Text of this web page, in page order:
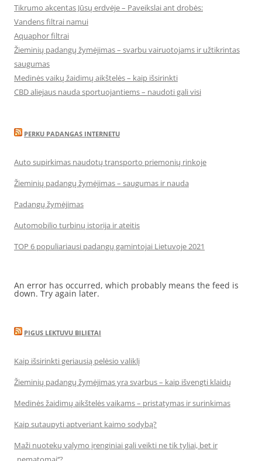
Tikrumo akcentas Jūsų erdvėje – Paveikslai ant drobės:
Vandens filtrai namui
Aquaphor filtrai
Žieminių padangų žymėjimas – svarbu vairuotojams ir užtikrintas
saugumas
Medinės vaikų žaidimų aikštelės – kaip išsirinkti
CBD aliejaus nauda sportuojantiems – naudoti gali visi
PERKU PADANGAS INTERNETU
Auto supirkimas naudotų transporto priemonių rinkoje
Žieminių padangų žymėjimas – saugumas ir nauda
Padangų žymėjimas
Automobilio turbinų istorija ir ateitis
TOP 6 populiariausi padangų gamintojai Lietuvoje 2021
An error has occurred, which probably means the feed is
down. Try again later.
PIGUS LEKTUVU BILIETAI
Kaip išsirinkti geriausią pelėsio valiklį
Žieminių padangų žymėjimas yra svarbus – kaip išvengti klaidų
Medinės žaidimų aikštelės vaikams – pristatymas ir surinkimas
Kaip sutaupyti aptveriant kaimo sodybą?
Maži nuotekų valymo įrenginiai gali veikti ne tik tyliai, bet ir